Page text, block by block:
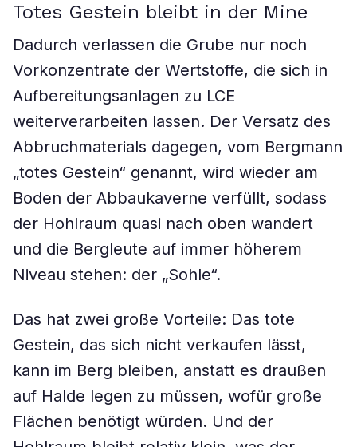
Totes Gestein bleibt in der Mine
Dadurch verlassen die Grube nur noch
Vorkonzentrate der Wertstoffe, die sich in
Aufbereitungsanlagen zu LCE
weiterverarbeiten lassen. Der Versatz des
Abbruchmaterials dagegen, vom Bergmann
„totes Gestein“ genannt, wird wieder am
Boden der Abbaukaverne verfüllt, sodass
der Hohlraum quasi nach oben wandert
und die Bergleute auf immer höherem
Niveau stehen: der „Sohle“.
Das hat zwei große Vorteile: Das tote
Gestein, das sich nicht verkaufen lässt,
kann im Berg bleiben, anstatt es draußen
auf Halde legen zu müssen, wofür große
Flächen benötigt würden. Und der